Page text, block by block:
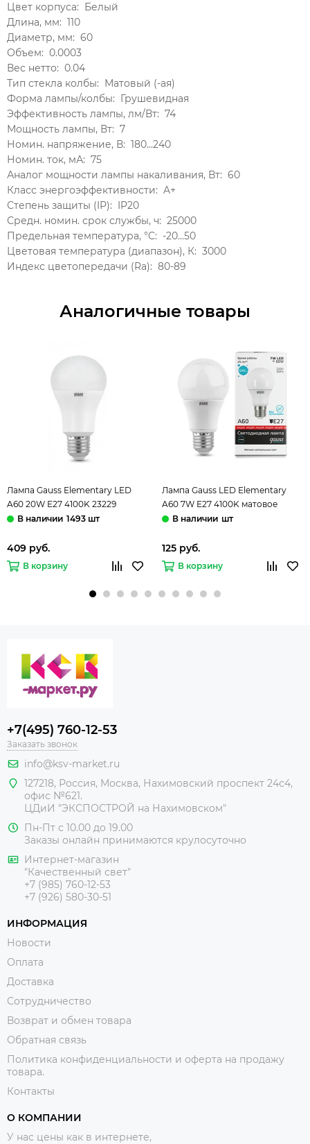
Цвет корпуса: Белый
Длина, мм: 110
Диаметр, мм: 60
Объем: 0.0003
Вес нетто: 0.04
Тип стекла колбы: Матовый (-ая)
Форма лампы/колбы: Грушевидная
Эффективность лампы, лм/Вт: 74
Мощность лампы, Вт: 7
Номин. напряжение, В: 180...240
Номин. ток, мА: 75
Аналог мощности лампы накаливания, Вт: 60
Класс энергоэффективности: A+
Степень защиты (IP): IP20
Средн. номин. срок службы, ч: 25000
Предельная температура, °C: -20...50
Цветовая температура (диапазон), К: 3000
Индекс цветопередачи (Ra): 80-89
Аналогичные товары
Лампа Gauss Elementary LED
A60 20W E27 4100K 23229
1493 шт
409 руб.
В корзину
Лампа Gauss LED Elementary
A60 7W E27 4100K матовое
стекло 23227Ашт
125 руб.
В корзину
+7(495) 760-12-53
Заказать звонок
info@ksv-market.ru
127218, Россия, Москва, Нахимовский проспект 24с4,
офис №621.
ЦДиИ "ЭКСПОСТРОЙ на Нахимовском"
Пн-Пт с 10.00 до 19.00
Заказы онлайн принимаются крулосуточно
Интернет-магазин
"Качественный свет"
+7 (985) 760-12-53
+7 (926) 580-30-51
ИНФОРМАЦИЯ
Новости
Оплата
Доставка
Сотрудничество
Возврат и обмен товара
Обратная связь
Политика конфиденциальности и оферта на продажу
товара.
Контакты
О КОМПАНИИ
У нас цены как в интернете,